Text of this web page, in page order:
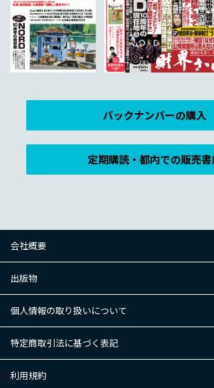
バックナンバーの購入
定期購読・都内での販売
会社概要
出版物
個人情報の取り扱いについて
特定商取引法に基づく表記
利用規約